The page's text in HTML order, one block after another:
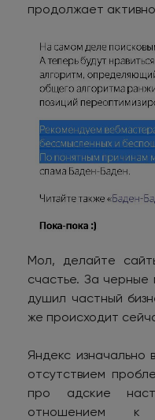
продолжает
Мол, делайте
счастье. За
душил частный
же происходит
Яндекс изначально
отсутствием
про адские
отношением к